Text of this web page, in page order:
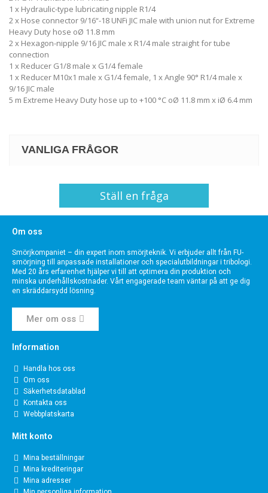
1 x Hydraulic-type lubricating nipple R1/4
2 x Hose connector 9/16“-18 UNFi JIC male with union nut for Extreme
Heavy Duty hose oØ 11.8 mm
2 x Hexagon-nipple 9/16 JIC male x R1/4 male straight for tube
connection
1 x Reducer G1/8 male x G1/4 female
1 x Reducer M10x1 male x G1/4 female, 1 x Angle 90° R1/4 male x
9/16 JIC male
5 m Extreme Heavy Duty hose up to +100 °C oØ 11.8 mm x iØ 6.4 mm
VANLIGA FRÅGOR
Ställ en fråga
Om oss
Smörjkompaniet – din expert inom smörjteknik. Vi erbjuder allt från FU-
smörjning till anpassade installationer och specialutbildningar i tribologi.
Med 20 års erfarenhet hjälper vi till att optimera din produktion och
minska underhållskostnader. Vårt engagerade team väntar på att ge dig
en skräddarsydd lösning.
Mer om oss
Information
Handla hos oss
Om oss
Säkerhetsdatablad
Kontakta oss
Webbplatskarta
Mitt konto
Mina beställningar
Mina krediteringar
Mina adresser